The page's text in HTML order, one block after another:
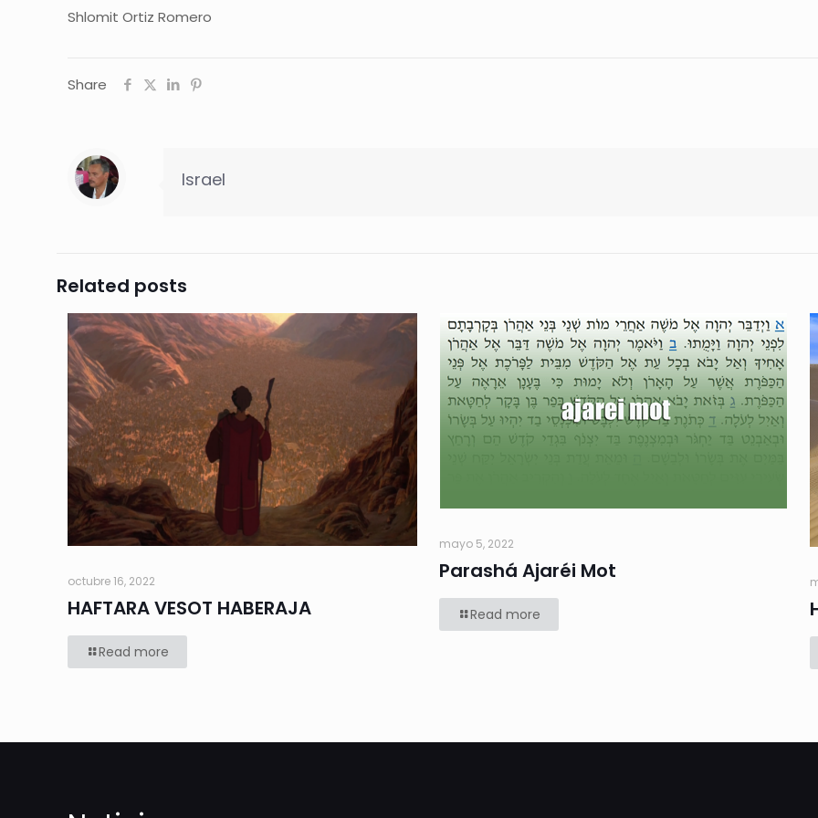
Shlomit Ortiz Romero
Share
Israel
Related posts
octubre 16, 2022
HAFTARA VESOT HABERAJA
Read more
mayo 5, 2022
Parashá Ajaréi Mot
Read more